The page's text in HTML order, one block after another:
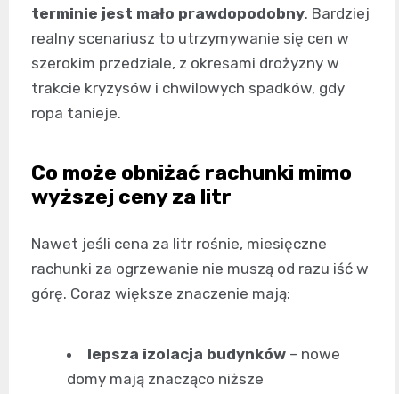
terminie jest mało prawdopodobny. Bardziej
realny scenariusz to utrzymywanie się cen w
szerokim przedziale, z okresami drożyzny w
trakcie kryzysów i chwilowych spadków, gdy
ropa tanieje.
Co może obniżać rachunki mimo
wyższej ceny za litr
Nawet jeśli cena za litr rośnie, miesięczne
rachunki za ogrzewanie nie muszą od razu iść w
górę. Coraz większe znaczenie mają:
lepsza izolacja budynków – nowe
domy mają znacząco niższe